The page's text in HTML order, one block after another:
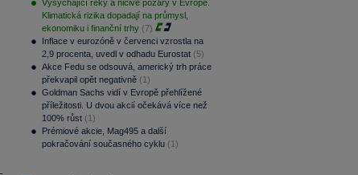
Vysychající řeky a ničivé požáry v Evropě.
Klimatická rizika dopadají na průmysl,
ekonomiku i finanční trhy (7)
Inflace v eurozóně v červenci vzrostla na
2,9 procenta, uvedl v odhadu Eurostat (5)
Akce Fedu se odsouvá, americký trh práce
překvapil opět negativně (1)
Goldman Sachs vidí v Evropě přehlížené
příležitosti. U dvou akcií očekává více než
100% růst (1)
Prémiové akcie, Mag495 a další
pokračování současného cyklu (1)